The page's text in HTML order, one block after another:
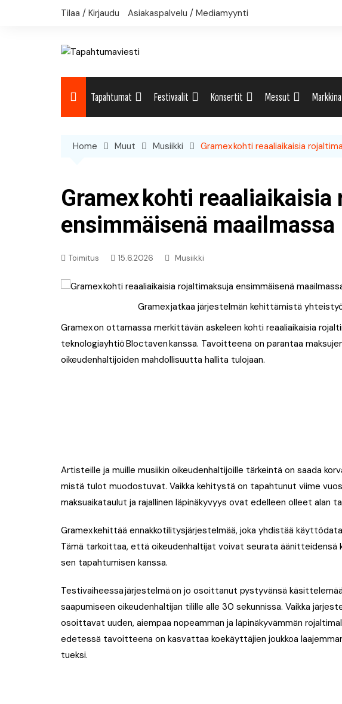
Tilaa / Kirjaudu Asiakaspalvelu / Mediamyynti
Tapahtumat
Uutiset: Matkailu
Uutiset: Musiikki
Festivaalit Konsertit Messut
Home Muut Musiikki Gramex kohti reaaliaikaisia
Gramex kohti
ensimmäisenä maailmassa
Toimitus 15.6.2026 Musiikki
Gramex jatkaa järjestelmän kehittämistä
Gramex on ottamassa merkittävän askeleen kohti reaaliaikaisia
teknologiayhtiö Bloctaven kanssa. Tavoitteena on parantaa
oikeudenhaltijoiden mahdollisuutta hallita tulojaan.
Artisteille ja muille musiikin oikeudenhaltijoille tärkeintä on saada
mistä tulot muodostuvat. Vaikka kehitystä on tapahtunut viime
maksuaikataulut ja rajallinen läpinäkyvyys ovat edelleen olleet alan
Gramex kehittää ennakkotilitysjärjestelmää, joka yhdistää
Tämä tarkoittaa, että oikeudenhaltijat voivat seurata äänitteidensä
sen tapahtumisen kanssa.
Testivaiheessa järjestelmä on jo osoittanut pystyvänsä
saapumiseen oikeudenhaltijan tilille alle 30 sekunnissa. Vaikka
osoittavat uuden, aiempaa nopeamman ja läpinäkyvämmän
edetessä tavoitteena on kasvattaa koekäyttäjien joukkoa
tueksi.